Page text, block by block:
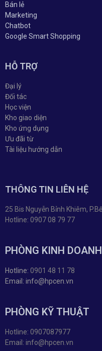
Bán lẻ
Marketing
Chatbot
Google Smart Shopping
HỖ TRỢ
Đại lý
Đối tác
Học viện
Kho giao diện
Kho ứng dụng
Ưu đãi từ
Tài liệu hướng dẫn
THÔNG TIN LIÊN HỆ
25 Bis Nguyễn Bỉnh Khiêm,
Hotline: 0907 08 79 77
PHÒNG KINH DOANH
Hotline: 0901 48 11 78
Email: info@hpcen.vn
PHÒNG KỸ THUẬT
Hotline: 0907087977
Email: info@hpcen.vn